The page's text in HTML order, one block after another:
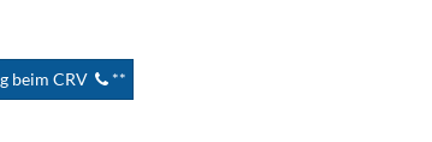
beim CRV **